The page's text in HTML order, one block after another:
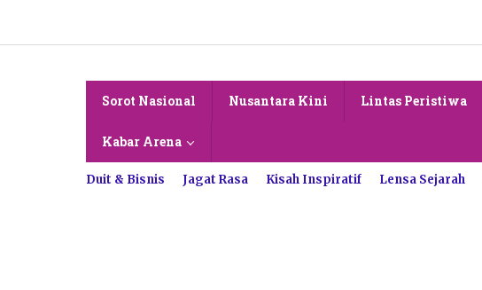
konten
Sorot Nasional Nusantara Kini Lintas Peristiwa
Kabar Arena
Duit & Bisnis Jagat Rasa Kisah Inspiratif Lensa Sejarah